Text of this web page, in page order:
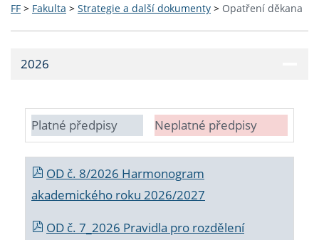
FF > Fakulta > Strategie a další dokumenty > Opatření děkana
2026
Platné předpisy Neplatné předpisy
OD č. 8/2026 Harmonogram
akademického roku 2026/2027
OD č. 7_2026 Pravidla pro rozdělení